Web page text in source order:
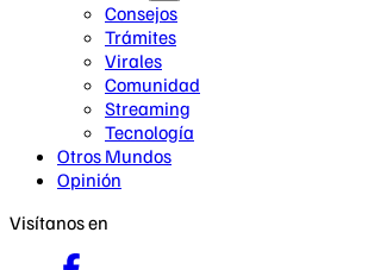
Consejos
Trámites
Virales
Comunidad
Streaming
Tecnología
Otros Mundos
Opinión
Visítanos en